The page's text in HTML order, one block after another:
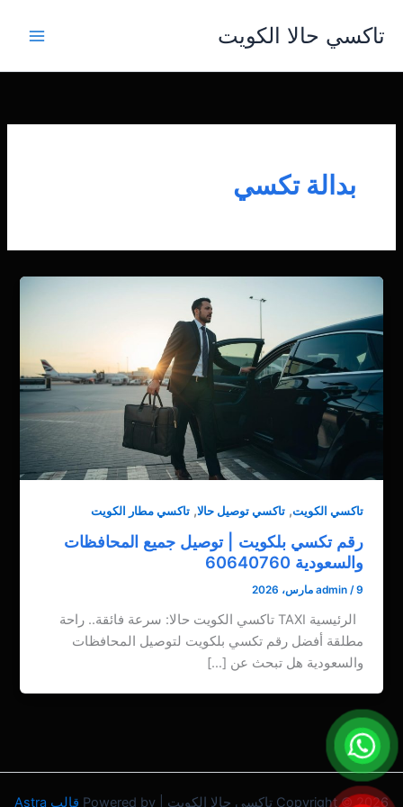
تاكسي حالا الكويت
بدالة تكسي
تاكسي الكويت,تاكسي توصيل حالا,تاكسي مطار الكويت
رقم تكسي بلكويت | توصيل جميع المحافظات
والسعودية 60640760
admin /9 مارس، 2026
الرئيسية TAXI تاكسي الكويت حالا: سرعة فائقة.. راحة
مطلقة أفضل رقم تكسي بلكويت لتوصيل المحافظات
والسعودية هل تبحث عن […]
Copyright © 2026 تاكسي حالا الكويت | Powered by قالب Astra